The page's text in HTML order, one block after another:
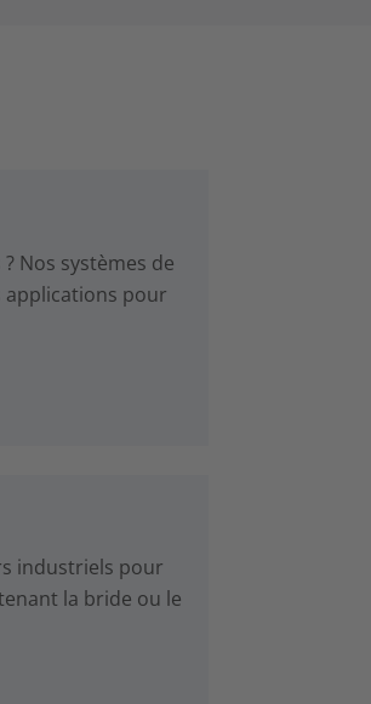
Nos systèmes de
applications pour
industriels pour
la bride ou le